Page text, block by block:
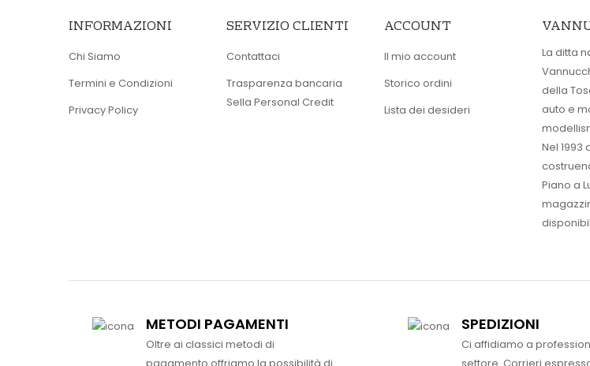
INFORMAZIONI
Chi Siamo
Termini e Condizioni
Privacy Policy
SERVIZIO CLIENTI
Contattaci
Trasparenza bancaria
Sella Personal Credit
ACCOUNT
Il mio account
Storico ordini
Lista dei desideri
La ditta
della
auto e
Nel
Piano a
METODI PAGAMENTI
Oltre ai classici metodi di
SPEDIZIONI
Ci affidiamo a